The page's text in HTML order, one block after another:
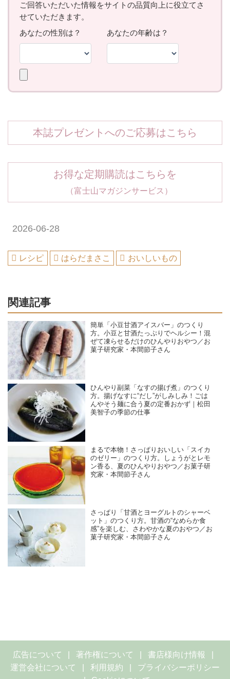
本誌プレゼントへのご応募はこちら
お得な定期購読はこちらを
（富士山マガジンサービス）
2026-06-28
レシピ はらだまさこ おいしいもの
関連記事
簡単「小豆甘酒アイスバー」のつくり
方。小豆と甘酒たっぷりでヘルシー！混
ぜて凍らせるだけのひんやりおやつ／お
菓子研究家・本間節子さん
ひんやり副菜「なすの揚げ煮」のつくり
方。揚げなすに“だし”がしみしみ！ごは
んやそう麺に合う夏の定番おかず｜松田
美智子の季節の仕事
まるで本物！さっぱりおいしい「スイカ
のゼリー」のつくり方。しょうがとレモ
ン香る、夏のひんやりおやつ／お菓子研
究家・本間節子さん
さっぱり「甘酒とヨーグルトのシャーベ
ット」のつくり方。甘酒の“なめらか食
感”を楽しむ、さわやかな夏のおやつ／お
菓子研究家・本間節子さん
広告について 著作権について
書店様向け情報
運営会社について
利用規約
プライバシーポリシー